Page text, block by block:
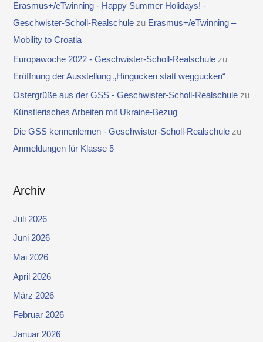
Erasmus+/eTwinning - Happy Summer Holidays! -
Geschwister-Scholl-Realschule zu Erasmus+/eTwinning –
Mobility to Croatia
Europawoche 2022 - Geschwister-Scholl-Realschule zu
Eröffnung der Ausstellung „Hingucken statt weggucken“
Ostergrüße aus der GSS - Geschwister-Scholl-Realschule zu
Künstlerisches Arbeiten mit Ukraine-Bezug
Die GSS kennenlernen - Geschwister-Scholl-Realschule zu
Anmeldungen für Klasse 5
Archiv
Juli 2026
Juni 2026
Mai 2026
April 2026
März 2026
Februar 2026
Januar 2026